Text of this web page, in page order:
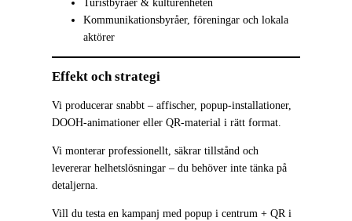
Kommunikationsbyråer, föreningar och lokala
aktörer
Effekt och strategi
Vi producerar snabbt – affischer, popup-installationer,
DOOH-animationer eller QR-material i rätt format.
Vi monterar professionellt, säkrar tillstånd och
levererar helhetslösningar – du behöver inte tänka på
detaljerna.
Vill du testa en kampanj med popup i centrum + QR i